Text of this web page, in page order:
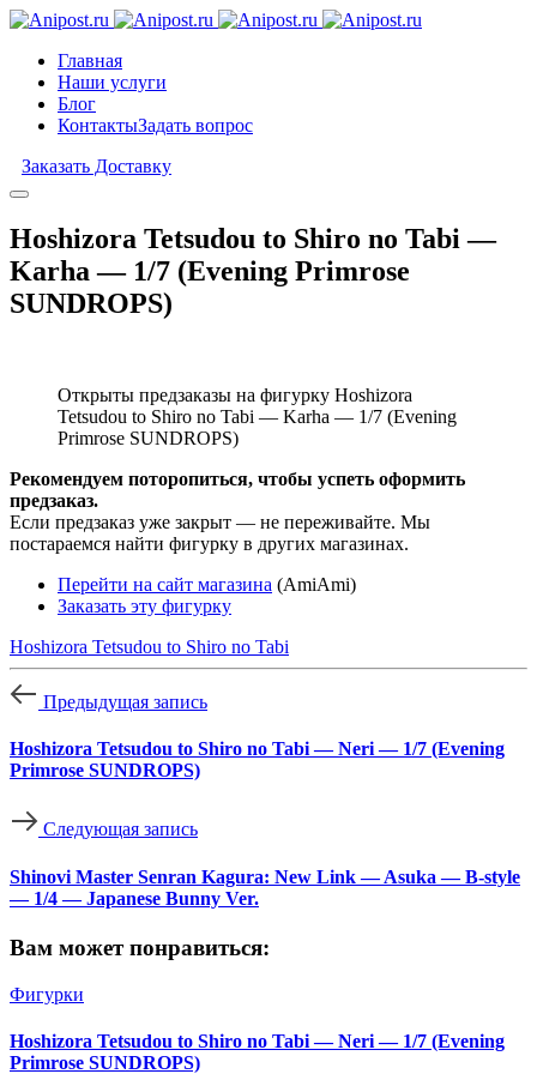
Главная
Наши услуги
Блог
КонтактыЗадать вопрос
Заказать Доставку
Hoshizora Tetsudou to Shiro no Tabi —
Karha — 1/7 (Evening Primrose
SUNDROPS)
Открыты предзаказы на фигурку Hoshizora
Tetsudou to Shiro no Tabi — Karha — 1/7 (Evening
Primrose SUNDROPS)
Рекомендуем поторопиться, чтобы успеть оформить
предзаказ.
Если предзаказ уже закрыт — не переживайте. Мы
постараемся найти фигурку в других магазинах.
Перейти на сайт магазина (AmiAmi)
Заказать эту фигурку
Hoshizora Tetsudou to Shiro no Tabi
Предыдущая запись
Hoshizora Tetsudou to Shiro no Tabi — Neri — 1/7 (Evening
Primrose SUNDROPS)
Следующая запись
Shinovi Master Senran Kagura: New Link — Asuka — B-style
— 1/4 — Japanese Bunny Ver.
Вам может понравиться:
Фигурки
Hoshizora Tetsudou to Shiro no Tabi — Neri — 1/7 (Evening
Primrose SUNDROPS)